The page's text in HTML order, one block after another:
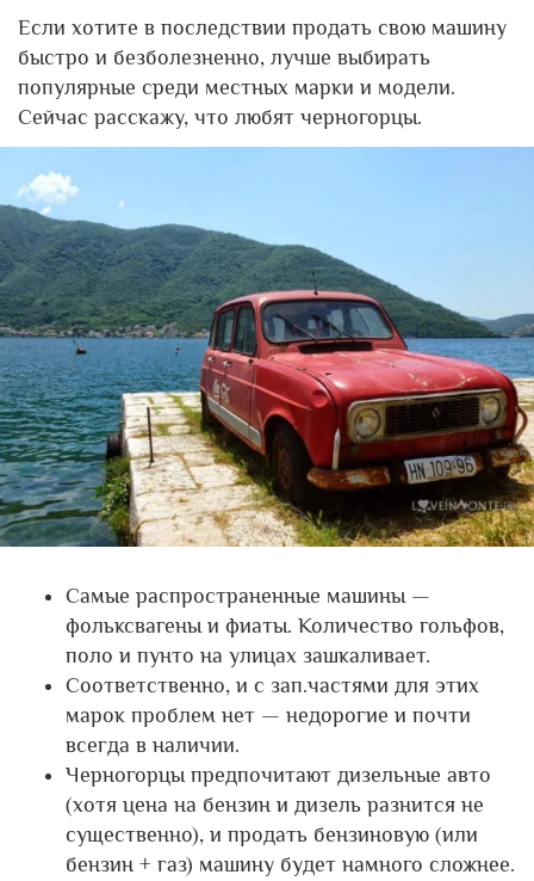
Если хотите в последствии продать свою машину
быстро и безболезненно, лучше выбирать
популярные среди местных марки и модели.
Сейчас расскажу, что любят черногорцы.
Самые распространенные машины —
фольксвагены и фиаты. Количество гольфов,
поло и пунто на улицах зашкаливает.
Соответственно, и с зап.частями для этих
марок проблем нет — недорогие и почти
всегда в наличии.
Черногорцы предпочитают дизельные авто
(хотя цена на бензин и дизель разнится не
существенно), и продать бензиновую (или
бензин + газ) машину будет намного сложнее.